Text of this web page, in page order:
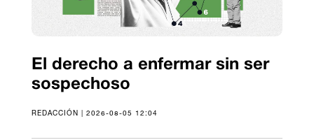
El derecho a enfermar sin ser
sospechoso
REDACCIÓN | 2026-08-05 12:04